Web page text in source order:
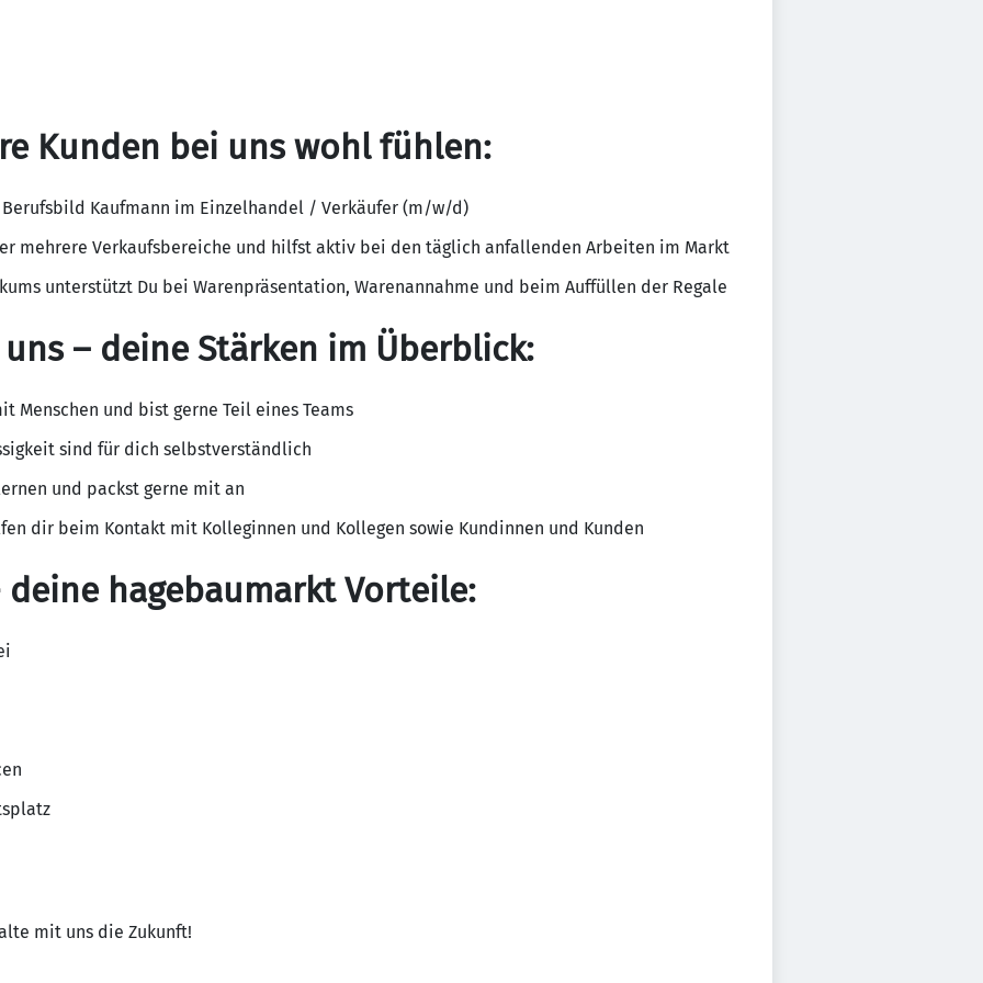
Kunden bei uns wohl fühlen:
Kaufmann im Einzelhandel / Verkäufer (m/w/d)
mehrere Verkaufsbereiche und hilfst aktiv bei den täglich anfallenden Arbeiten im Markt
unterstützt Du bei Warenpräsentation, Warenannahme und beim Auffüllen der Regale
– deine Stärken im Überblick:
Menschen und bist gerne Teil eines Teams
sind für dich selbstverständlich
und packst gerne mit an
dir beim Kontakt mit Kolleginnen und Kollegen sowie Kundinnen und Kunden
hagebaumarkt Vorteile:
mit uns die Zukunft!